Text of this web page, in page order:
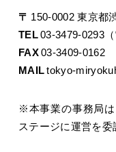
〒 150-0002 東京都
TEL03-3479-0293
FAX03-3409-0162
MAIL tokyo-
※本事業の事務局
ステージに運営を委